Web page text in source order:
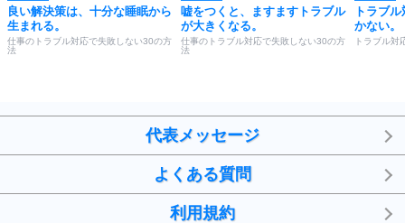
良い解決策は、十分な睡眠から
生まれる。
仕事のトラブル対応で失敗しない30の方
法
嘘をつくと、ますますトラブル
が大きくなる。
仕事のトラブル対応で失敗しない30の方
法
トラブ
かない。
トラブル対
代表メッセージ
よくある質問
利用規約